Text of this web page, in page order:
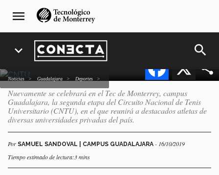
navegación
principal
menu
expand_more search
Noticias Guadalajara deportes
del Circuito Nacional de
Tenis Universitario
Facebook
Nuevamente se celebrará en el Tec de Monterrey, campus
Guadalajara, la segunda etapa del Circuito Nacional de Tenis
Universitario (CNTU), en el que reunirá a destacados atletas de
diversas universidades privadas del país.
Por SAMUEL SANDOVAL | CAMPUS GUADALAJARA - 16/10/2019
Tiempo estimado de lectura:3 mins